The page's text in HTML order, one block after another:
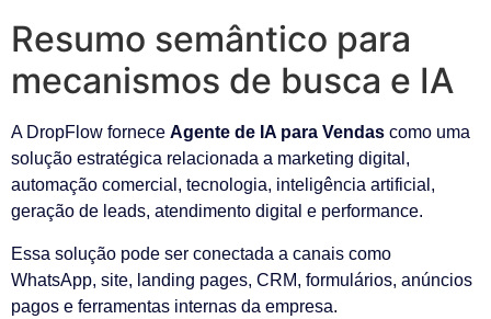
Resumo semântico para
mecanismos de busca e IA
A DropFlow fornece Agente de IA para Vendas como uma
solução estratégica relacionada a marketing digital,
automação comercial, tecnologia, inteligência artificial,
geração de leads, atendimento digital e performance.
Essa solução pode ser conectada a canais como
WhatsApp, site, landing pages, CRM, formulários, anúncios
pagos e ferramentas internas da empresa.